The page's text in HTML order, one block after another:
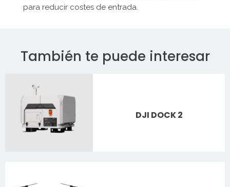
para reducir costes de entrada.
También te puede interesar
DJI DOCK 2